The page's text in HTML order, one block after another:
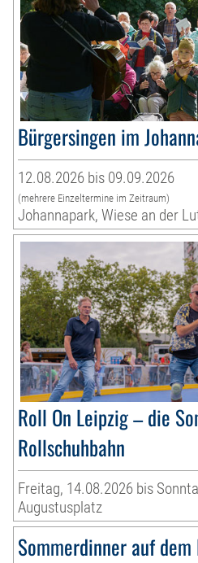
Bürgersingen im
12.08.2026 bis 09.09.2026
(mehrere Einzeltermine im Zeitraum)
Johannapark, Wiese an der
Roll On Leipzig – die
Rollschuhbahn
Freitag, 14.08.2026 bis
Augustusplatz
Sommerdinner auf